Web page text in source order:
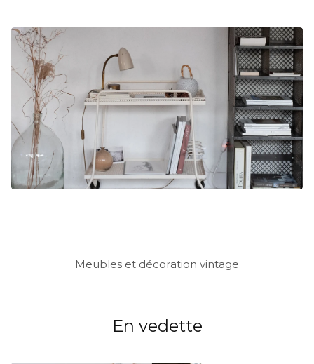
Meubles et décoration vintage
En vedette